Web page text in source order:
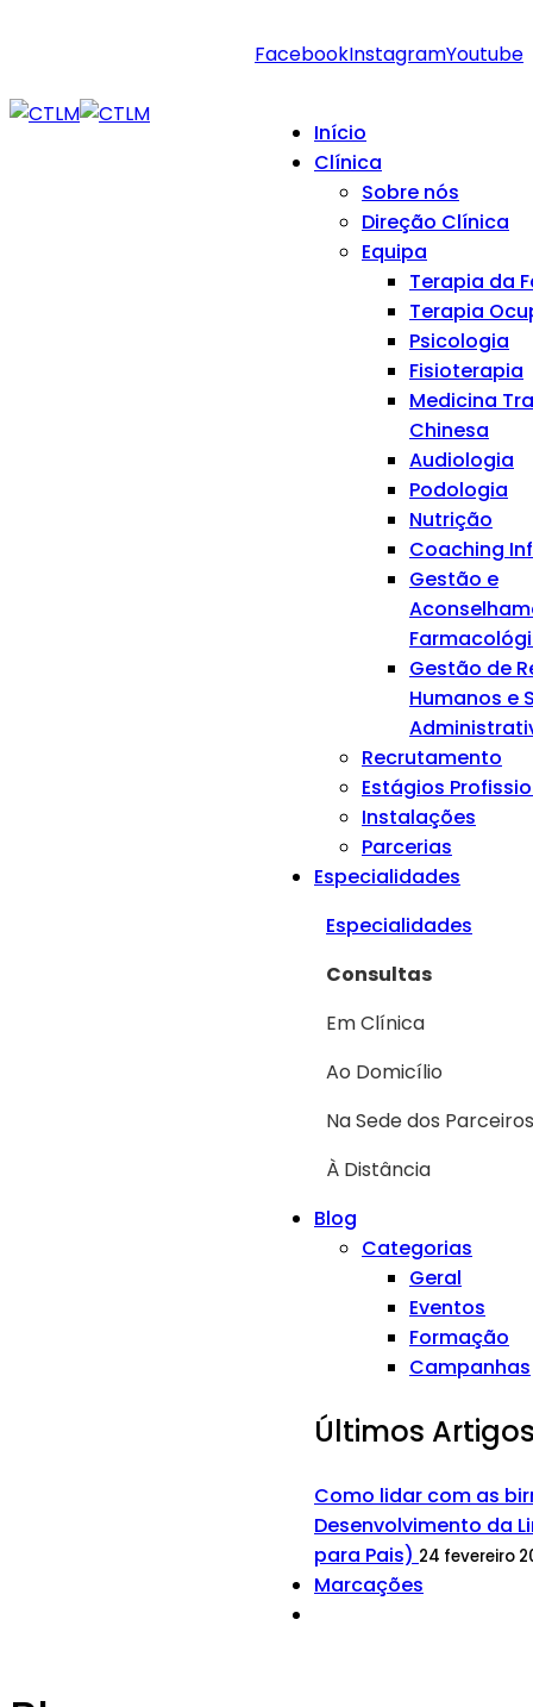
FacebookInstagramYoutube
Início
Clínica
Sobre nós
Direção Clínica
Equipa
Terapia da
Terapia
Psicologia
Fisioterapia
Medicina
Chinesa
Audiologia
Podologia
Nutrição
Coaching
Gestão e
Gestão de
Humanos e
Recrutamento
Estágios
Instalações
Parcerias
Especialidades
Especialidades
Consultas
Em Clínica
Ao Domicílio
Na Sede dos Parceiros
À Distância
Blog
Categorias
Geral
Eventos
Formação
Campanhas
Últimos
Como lidar com as
Desenvolvimento da
para Pais) 24 fevereiro
Marcações